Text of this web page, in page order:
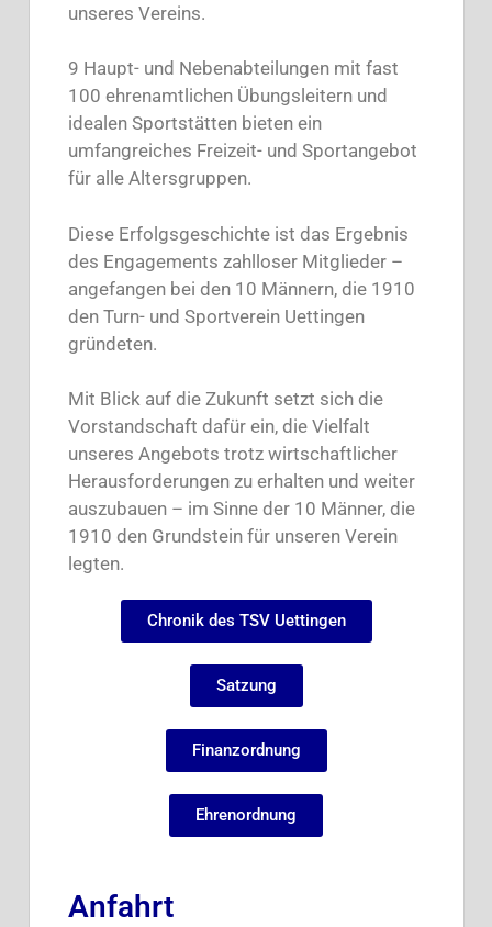
unseres Vereins.
9 Haupt- und Nebenabteilungen mit fast
100 ehrenamtlichen Übungsleitern und
idealen Sportstätten bieten ein
umfangreiches Freizeit- und Sportangebot
für alle Altersgruppen.
Diese Erfolgsgeschichte ist das Ergebnis
des Engagements zahlloser Mitglieder –
angefangen bei den 10 Männern, die 1910
den Turn- und Sportverein Uettingen
gründeten.
Mit Blick auf die Zukunft setzt sich die
Vorstandschaft dafür ein, die Vielfalt
unseres Angebots trotz wirtschaftlicher
Herausforderungen zu erhalten und weiter
auszubauen – im Sinne der 10 Männer, die
1910 den Grundstein für unseren Verein
legten.
Chronik des TSV Uettingen
Satzung
Finanzordnung
Ehrenordnung
Anfahrt